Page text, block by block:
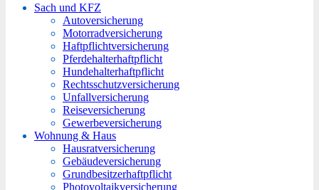
Sach und KFZ
Autoversicherung
Motorradversicherung
Haftpflichtversicherung
Pferdehalterhaftpflicht
Hundehalterhaftpflicht
Rechtsschutzversicherung
Unfallversicherung
Reiseversicherung
Gewerbeversicherung
Wohnung & Haus
Hausratversicherung
Gebäudeversicherung
Grundbesitzerhaftpflicht
Photovoltaikversicherung